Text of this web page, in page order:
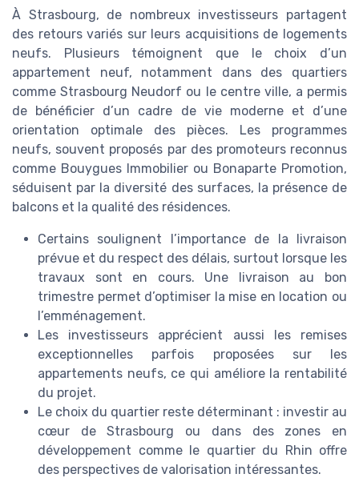
À Strasbourg, de nombreux investisseurs partagent
des retours variés sur leurs acquisitions de logements
neufs. Plusieurs témoignent que le choix d’un
appartement neuf, notamment dans des quartiers
comme Strasbourg Neudorf ou le centre ville, a permis
de bénéficier d’un cadre de vie moderne et d’une
orientation optimale des pièces. Les programmes
neufs, souvent proposés par des promoteurs reconnus
comme Bouygues Immobilier ou Bonaparte Promotion,
séduisent par la diversité des surfaces, la présence de
balcons et la qualité des résidences.
Certains soulignent l’importance de la livraison
prévue et du respect des délais, surtout lorsque les
travaux sont en cours. Une livraison au bon
trimestre permet d’optimiser la mise en location ou
l’emménagement.
Les investisseurs apprécient aussi les remises
exceptionnelles parfois proposées sur les
appartements neufs, ce qui améliore la rentabilité
du projet.
Le choix du quartier reste déterminant : investir au
cœur de Strasbourg ou dans des zones en
développement comme le quartier du Rhin offre
des perspectives de valorisation intéressantes.